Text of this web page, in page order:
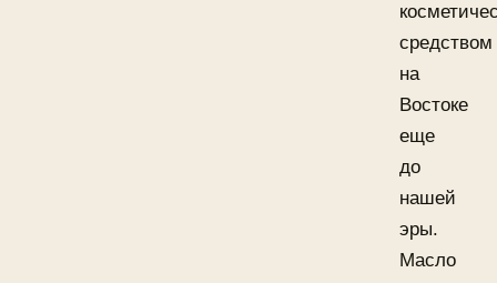
средством
на
Востоке
еще
до
нашей
эры.
Масло